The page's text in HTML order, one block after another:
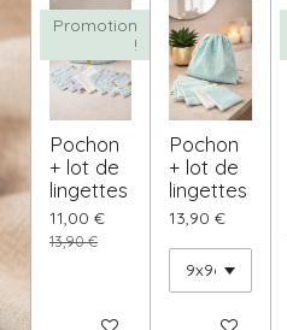
Promotion
!
Pochon
+ lot de
lingettes
11,00 €
13,90 €
Pochon
+ lot de
lingettes
13,90 €